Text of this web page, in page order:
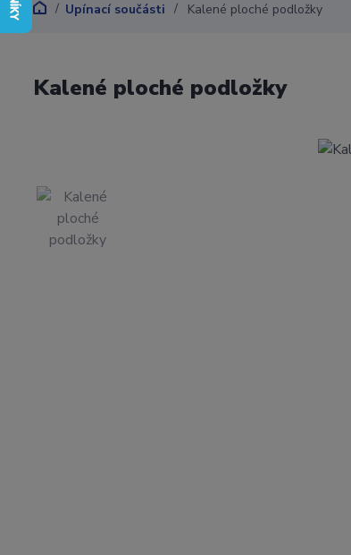
Upínací součásti Kalené ploché podložky
Kalené ploché podložky